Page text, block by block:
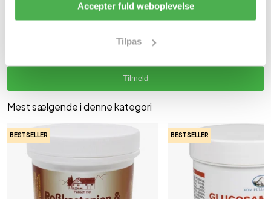
Accepter fuld weboplevelse
Tilpas
Tilmeld
Mest sælgende i denne kategori
BESTSELLER BESTSELLER